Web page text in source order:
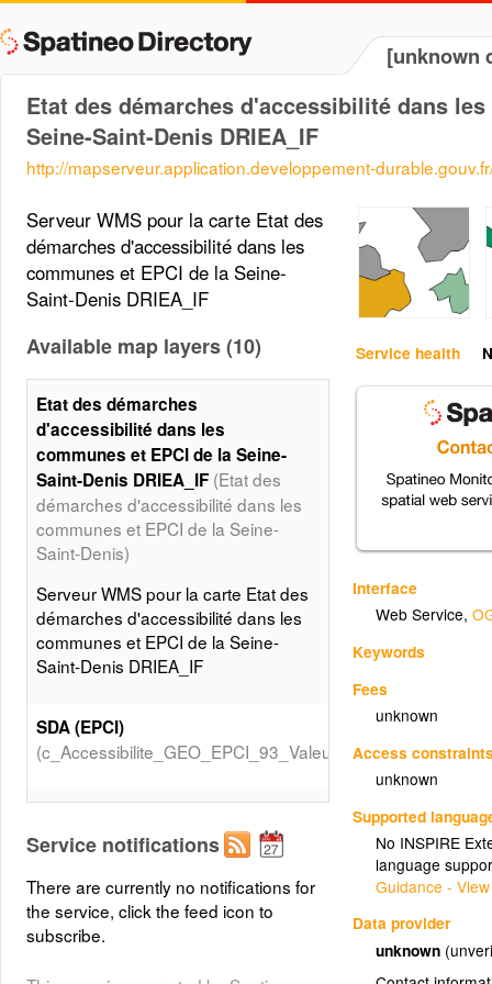
[unknown
Etat des démarches d'accessibilité dans
Seine-Saint-Denis DRIEA_IF
http://mapserveur.application.developpement-
Service health
Interface
Web Service,
Keywords
Fees
unknown
Access
unknown
Supported
No INSPIRE
language
Guidance -
Data provider
unknown
Serveur WMS pour la carte Etat des
démarches d'accessibilité dans les
communes et EPCI de la Seine-
Saint-Denis DRIEA_IF
Available map layers (10)
Etat des démarches
d'accessibilité dans les
communes et EPCI de la Seine-
Saint-Denis DRIEA_IF (Etat des
démarches d'accessibilité dans les
communes et EPCI de la Seine-
Saint-Denis)
Serveur WMS pour la carte Etat des
démarches d'accessibilité dans les
communes et EPCI de la Seine-
Saint-Denis DRIEA_IF
SDA (EPCI)
(c_Accessibilite_GEO_EPCI_93_Valeurs_SDA)
(c_Accessibilite_GEO_EPCI_93_Valeurs_CIAPH)
PAVE (EPCI)
(c_Accessibilite_GEO_EPCI_93_Valeurs_PAVE)
Service notifications
There are currently no notifications for
the service, click the feed icon to
subscribe.